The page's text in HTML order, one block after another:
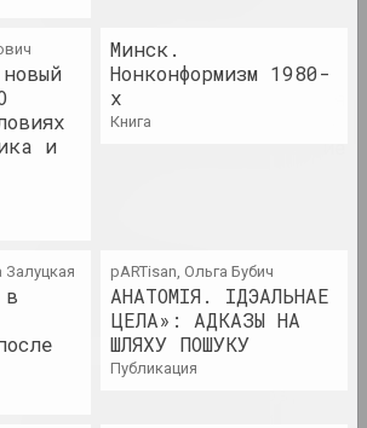
В Дюссельдорфе художники
открыли свои мастерские для
публики. В фестивале также
приняли участие белорусские
белорусского современного
искусства «Самасей»
и
Минск.
Нонконформизм 1980-
х
книга
в
pARTisan, Ольга Бубич
АНАТОМІЯ. ІДЭАЛЬНАЕ
ЦЕЛА»: АДКАЗЫ НА
ШЛЯХУ ПОШУКУ
публикация